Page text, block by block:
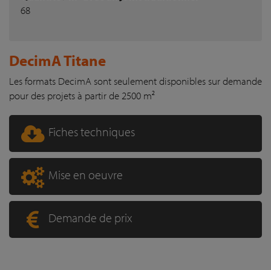
68
DecimA Titane
Les formats DecimA sont seulement disponibles sur demande
pour des projets à partir de 2500 m²
Fiches techniques
Mise en oeuvre
Demande de prix